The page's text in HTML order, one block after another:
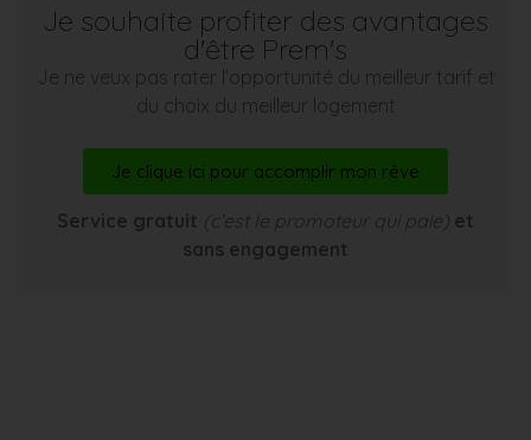
Je souhaite profiter des avantages
d'être Prem's
Je ne veux pas rater l’opportunité du meilleur tarif et
du choix du meilleur logement
Je clique ici pour accomplir mon rêve
Service gratuit (c’est le promoteur qui paie) et
sans engagement